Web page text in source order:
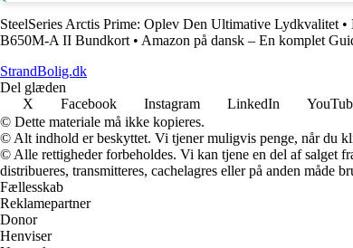
SteelSeries Arctis Prime: Oplev Den Ultimative Lydkvalitet •
B650M-A II Bundkort • Amazon på dansk – En komplet
StrandBolig.dk
Del glæden
X
Facebook Instagram LinkedIn
© Dette materiale må ikke kopieres.
© Alt indhold er beskyttet. Vi tjener muligvis penge, når du
© Alle rettigheder forbeholdes. Vi kan tjene en del af salget
distribueres, transmitteres, cachelagres eller på anden måde
Fællesskab
Reklamepartner
Donor
Henviser